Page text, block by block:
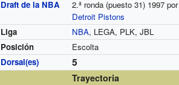
Draft de la NBA
2.ª ronda (puesto 31) 1997 por
Detroit Pistons
Liga
NBA, LEGA, PLK, JBL
Posición
Escolta
Dorsal(es)
5
Trayectoria